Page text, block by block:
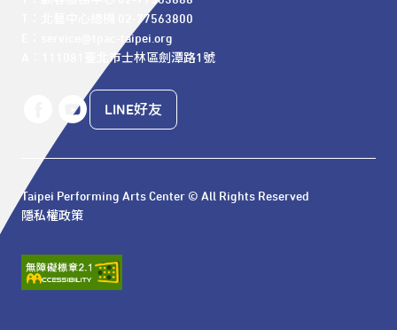
T：北藝中心總機 02-77563800
E：service@tpac-taipei.org
A：111081臺北市士林區劍潭路1號
LINE好友
Taipei Performing Arts Center © All Rights Reserved
隱私權政策